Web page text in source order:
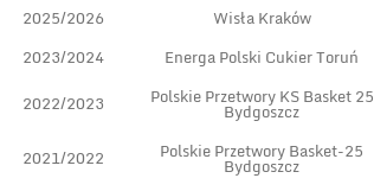
2025/2026 Wisła Kraków
2023/2024
Energa Polski Cukier Toruń
2022/2023
Polskie Przetwory KS Basket 25
Bydgoszcz
2021/2022 Polskie Przetwory Basket-25
Bydgoszcz